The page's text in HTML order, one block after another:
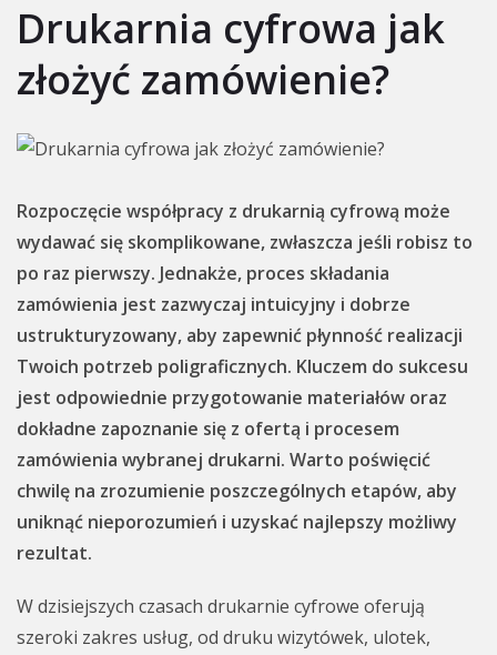
Drukarnia cyfrowa jak
złożyć zamówienie?
Rozpoczęcie współpracy z drukarnią cyfrową może
wydawać się skomplikowane, zwłaszcza jeśli robisz to
po raz pierwszy. Jednakże, proces składania
zamówienia jest zazwyczaj intuicyjny i dobrze
ustrukturyzowany, aby zapewnić płynność realizacji
Twoich potrzeb poligraficznych. Kluczem do sukcesu
jest odpowiednie przygotowanie materiałów oraz
dokładne zapoznanie się z ofertą i procesem
zamówienia wybranej drukarni. Warto poświęcić
chwilę na zrozumienie poszczególnych etapów, aby
uniknąć nieporozumień i uzyskać najlepszy możliwy
rezultat.
W dzisiejszych czasach drukarnie cyfrowe oferują
szeroki zakres usług, od druku wizytówek, ulotek,